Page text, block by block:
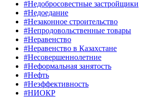
#Недобросовестные застройщики
#Недоедание
#Незаконное строительство
#Непродовольственные товары
#Неравенство
#Неравенство в Казахстане
#Несовершеннолетние
#Неформальная занятость
#Нефть
#Неэффективность
#НИОКР